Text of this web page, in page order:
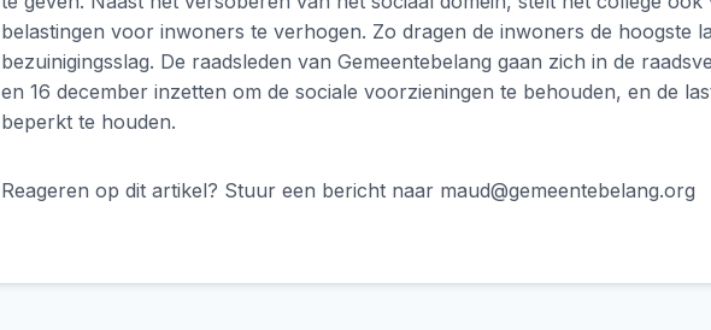
belastingen voor inwoners te verhogen. Zo dragen de inwoners de hoogste
bezuinigingsslag. De raadsleden van Gemeentebelang gaan zich in de
en 16 december inzetten om de sociale voorzieningen te behouden, en de
beperkt te houden.
Reageren op dit artikel? Stuur een bericht naar maud@gemeentebelang.org